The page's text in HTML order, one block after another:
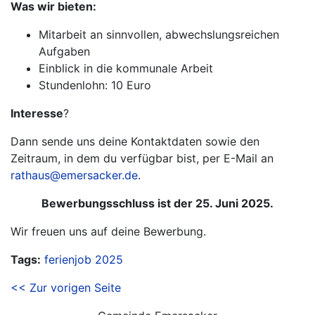
Was wir bieten:
Mitarbeit an sinnvollen, abwechslungsreichen
Aufgaben
Einblick in die kommunale Arbeit
Stundenlohn: 10 Euro
Interesse?
Dann sende uns deine Kontaktdaten sowie den
Zeitraum, in dem du verfügbar bist, per E-Mail an
rathaus@emersacker.de.
Bewerbungsschluss ist der 25. Juni 2025.
Wir freuen uns auf deine Bewerbung.
Tags: ferienjob 2025
<< Zur vorigen Seite